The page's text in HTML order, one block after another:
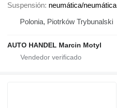
Suspensión neumática/neumática
Polonia, Piotrków Trybunalski
AUTO HANDEL Marcin Motyl